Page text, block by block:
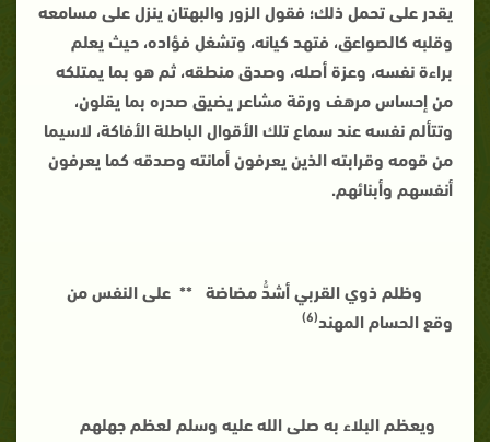
يقدر على تحمل ذلك؛ فقول الزور والبهتان ينزل على مسامعه
وقلبه كالصواعق، فتهد كيانه، وتشغل فؤاده، حيث يعلم
براءة نفسه، وعزة أصله، وصدق منطقه، ثم هو بما يمتلكه
من إحساس مرهف ورقة مشاعر يضيق صدره بما يقلون،
وتتألم نفسه عند سماع تلك الأقوال الباطلة الأفاكة، لاسيما
من قومه وقرابته الذين يعرفون أمانته وصدقه كما يعرفون
أنفسهم وأبنائهم.
وظلم ذوي القربي أشدُّ مضاضة ** على النفس من
وقع الحسام المهند(6)
ويعظم البلاء به صلى الله عليه وسلم لعظم جهلهم